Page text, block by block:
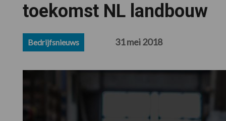
toekomst NL landbouw
Bedrijfsnieuws 31 mei 2018